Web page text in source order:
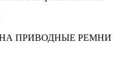
ПРИВОДНЫЕ РЕМНИ